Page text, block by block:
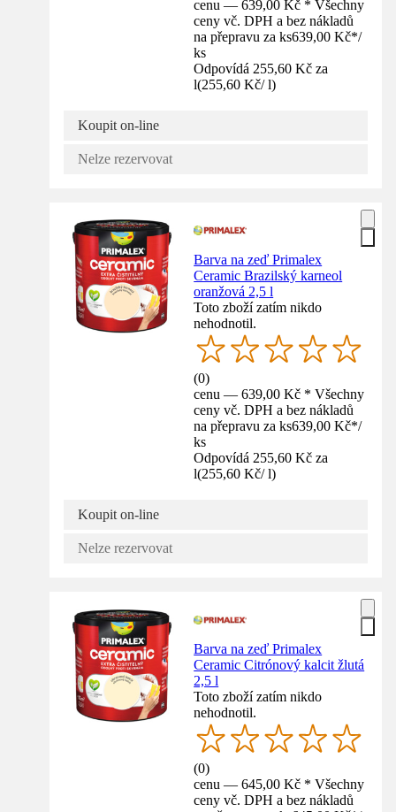
cenu — 639,00 Kč * Všechny
ceny vč. DPH a bez nákladů
na přepravu za ks639,00 Kč*/
ks
Odpovídá 255,60 Kč za
l(255,60 Kč/ l)
Koupit on-line
Nelze rezervovat
Barva na zeď Primalex
Ceramic Brazilský karneol
oranžová 2,5 l
Toto zboží zatím nikdo
nehodnotil.
(0)
cenu — 639,00 Kč * Všechny
ceny vč. DPH a bez nákladů
na přepravu za ks639,00 Kč*/
ks
Odpovídá 255,60 Kč za
l(255,60 Kč/ l)
Koupit on-line
Nelze rezervovat
Barva na zeď Primalex
Ceramic Citrónový kalcit žlutá
2,5 l
Toto zboží zatím nikdo
nehodnotil.
(0)
cenu — 645,00 Kč * Všechny
ceny vč. DPH a bez nákladů